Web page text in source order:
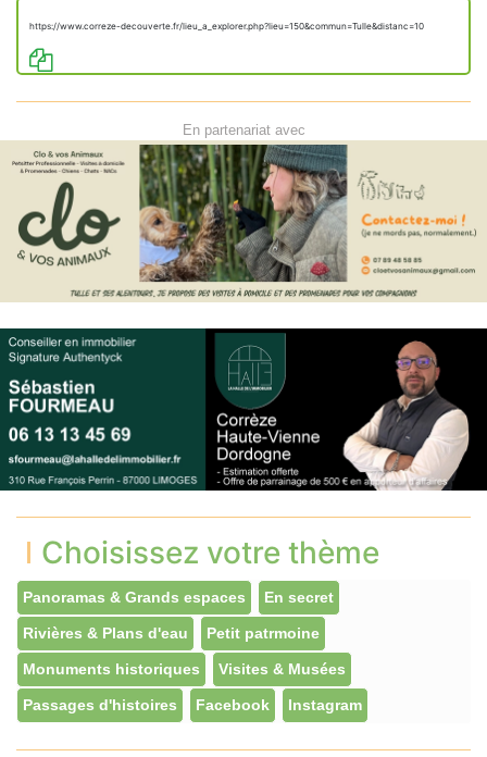
https://www.correze-decouverte.fr/lieu_a_explorer.php?lieu=150&commun=Tulle&distanc=10
En partenariat avec
Choisissez votre thème
Panoramas & Grands espaces En secret
Rivières & Plans d'eau Petit patrmoine
Monuments historiques Visites & Musées
Passages d'histoires Facebook Instagram